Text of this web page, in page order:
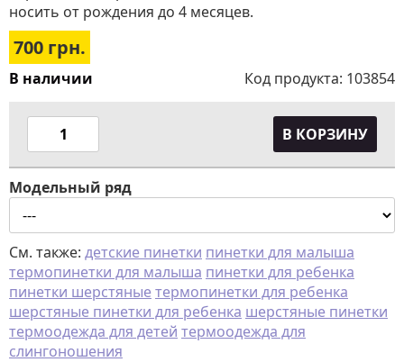
носить от рождения до 4 месяцев.
700 грн.
В наличии Код продукта: 103854
В КОРЗИНУ
Модельный ряд
См. также: детские пинетки пинетки для малыша
термопинетки для малыша пинетки для ребенка
пинетки шерстяныетермопинетки для ребенка
шерстяные пинетки для ребенка шерстяные пинетки
термоодежда для детей термоодежда для
слингоношения